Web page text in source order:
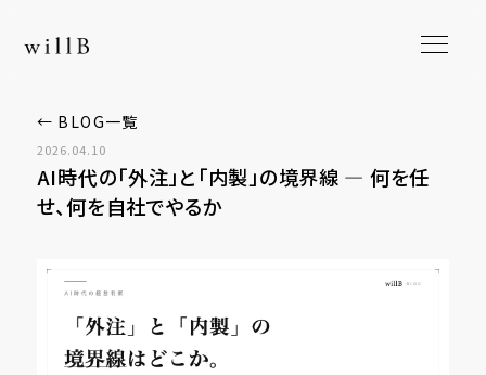
← BLOG一覧
2026.04.10
AI時代の「外注」と「内製」の境界線 ― 何を任
せ、何を自社でやるか